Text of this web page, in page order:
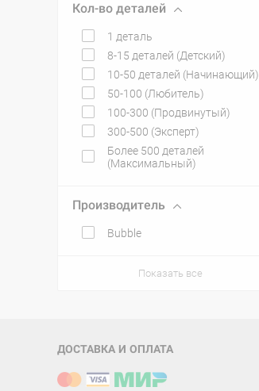
Кол-во деталей
1 деталь
8-15 деталей (Детский)
10-50 деталей (Начинающий)
50-100 (Любитель)
100-300 (Продвинутый)
300-500 (Эксперт)
Более 500 деталей
(Максимальный)
Производитель
Bubble
Показать все
ДОСТАВКА И ОПЛАТА